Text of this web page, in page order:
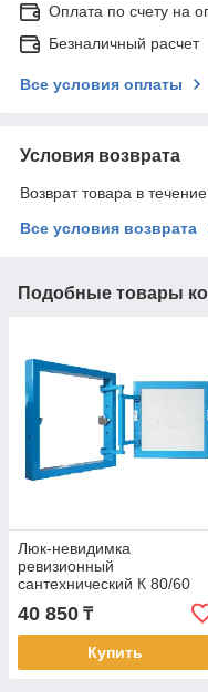
Оплата по счету на
Безналичный расчет
Все условия оплаты
Условия возврата
Возврат товара в
Все условия возврата
Подобные товары
Люк-невидимка
ревизионный
сантехнический К 80/60
40 850 ₸
Купить